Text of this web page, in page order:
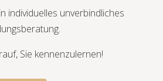
individuelles unverbindliches
Sie kennenzulernen!